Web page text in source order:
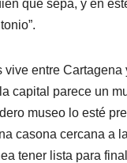
que sepa, y en
vive entre Cartagena
capital parece un
museo lo esté
casona cercana a
tener lista para